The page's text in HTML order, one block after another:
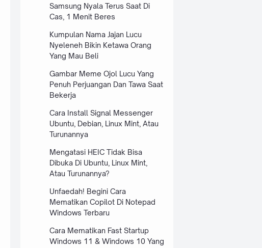
Samsung Nyala Terus Saat Di
Cas, 1 Menit Beres
Kumpulan Nama Jajan Lucu
Nyeleneh Bikin Ketawa Orang
Yang Mau Beli
Gambar Meme Ojol Lucu Yang
Penuh Perjuangan Dan Tawa Saat
Bekerja
Cara Install Signal Messenger
Ubuntu, Debian, Linux Mint, Atau
Turunannya
Mengatasi HEIC Tidak Bisa
Dibuka Di Ubuntu, Linux Mint,
Atau Turunannya?
Unfaedah! Begini Cara
Mematikan Copilot Di Notepad
Windows Terbaru
Cara Mematikan Fast Startup
Windows 11 & Windows 10 Yang